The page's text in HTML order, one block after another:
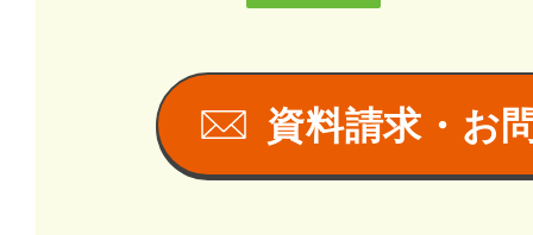
資料請求・お